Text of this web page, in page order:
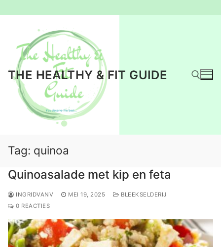
inhoud
THE HEALTHY & FIT GUIDE
Tag: quinoa
Quinoasalade met kip en feta
INGRIDVANV MEI 19, 2025
BLEEKSELDERIJ
0 REACTIES